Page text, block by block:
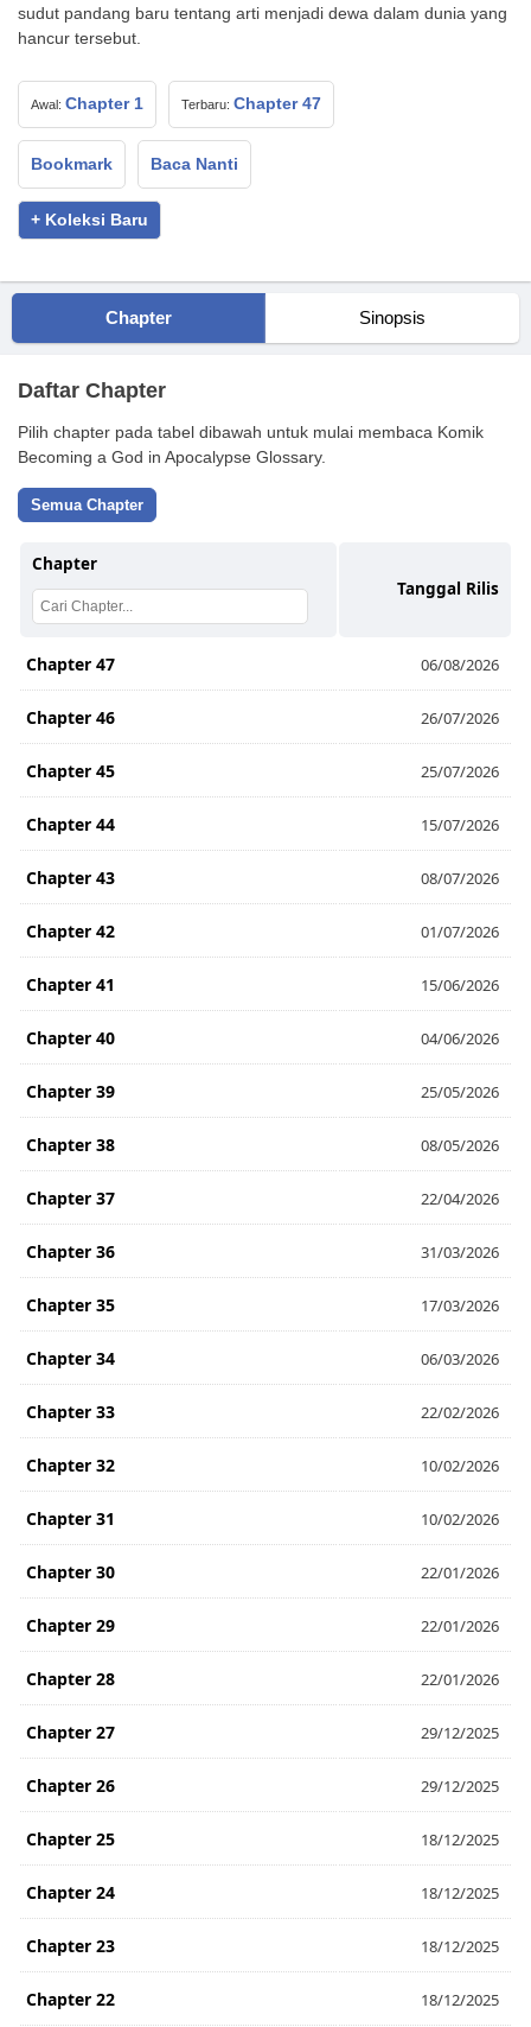
sudut pandang baru tentang arti menjadi dewa dalam dunia yang
hancur tersebut.
Awal: Chapter 1 Terbaru: Chapter 47
Bookmark Baca Nanti
+ Koleksi Baru
Chapter Sinopsis
Daftar Chapter
Pilih chapter pada tabel dibawah untuk mulai membaca Komik
Becoming a God in Apocalypse Glossary.
Semua Chapter
Chapter
Tanggal Rilis
Chapter 47 06/08/2026
Chapter 46 26/07/2026
Chapter 45 25/07/2026
Chapter 44 15/07/2026
Chapter 43 08/07/2026
Chapter 42 01/07/2026
Chapter 41 15/06/2026
Chapter 40 04/06/2026
Chapter 39 25/05/2026
Chapter 38 08/05/2026
Chapter 37 22/04/2026
Chapter 36 31/03/2026
Chapter 35 17/03/2026
Chapter 34 06/03/2026
Chapter 33 22/02/2026
Chapter 32 10/02/2026
Chapter 31 10/02/2026
Chapter 30 22/01/2026
Chapter 29 22/01/2026
Chapter 28 22/01/2026
Chapter 27 29/12/2025
Chapter 26 29/12/2025
Chapter 25 18/12/2025
Chapter 24 18/12/2025
Chapter 23 18/12/2025
Chapter 22 18/12/2025